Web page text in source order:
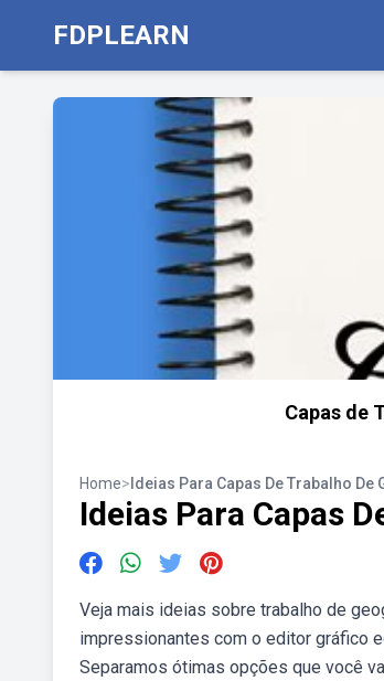
FDPLEARN
Capas de
Home> Ideias Para Capas De Trabalho De
Ideias Para Capas
Veja mais ideias sobre trabalho de
impressionantes com o editor gráfico
Separamos ótimas opções que você